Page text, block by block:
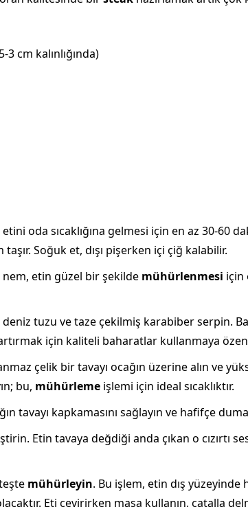
3 cm kalınlığında)
etini oda sıcaklığına gelmesi için en az 30-60
Soğuk et, dışı pişerken içi çiğ kalabilir.
nem, etin güzel bir şekilde mühürlenmesi için
tuzu ve taze çekilmiş karabiber serpin.
için kaliteli baharatlar kullanmaya
çelik bir tavayı ocağın üzerine alın ve
bu, mühürleme işlemi için ideal sıcaklıktır.
tavayı kapkamasını sağlayın ve hafifçe
Etin tavaya değdiği anda çıkan o cızırtı
mühürleyin. Bu işlem, etin dış
Eti çevirirken maşa kullanın, çatalla